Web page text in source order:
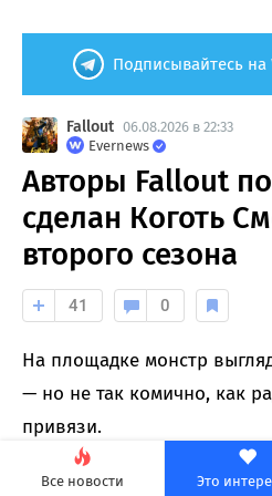
Все новости Это
Подписывайтесь на
Fallout 06.08.2026 в 22:33
Evernews
Авторы Fallout
сделан Коготь
второго сезона
41 0
На площадке монстр
— но не так комично, как
привязи.